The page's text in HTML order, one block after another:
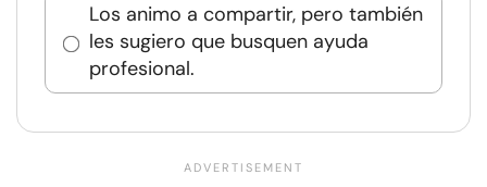
Los animo a compartir, pero también
les sugiero que busquen ayuda
profesional.